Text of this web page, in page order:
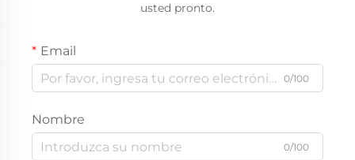
usted pronto.
Email
0/100
Nombre
0/100